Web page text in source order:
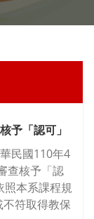
予「認可」
民國110年4
查核予「認
照本系課程規
符取得教保